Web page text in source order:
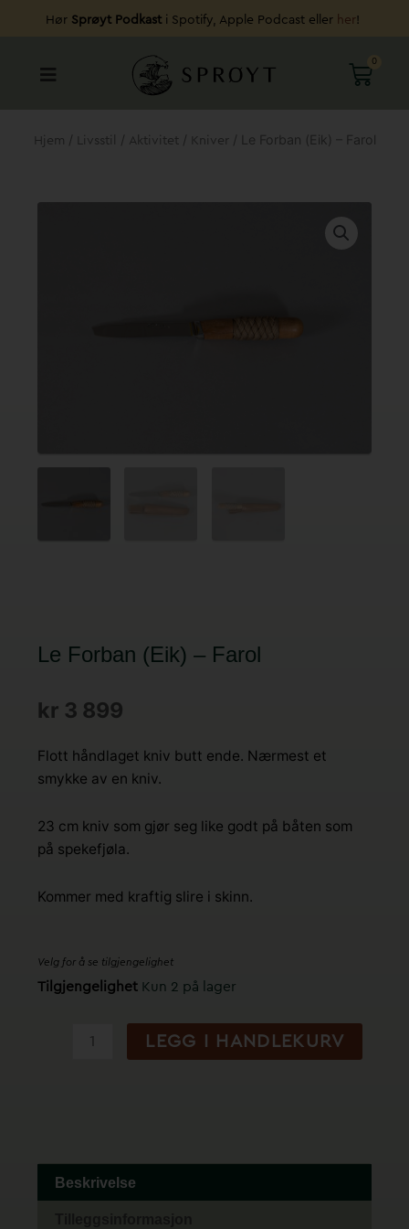
innholdet
Hør Sprøyt Podkast i Spotify, Apple Podcast eller her!
0
Hjem / Livsstil / Aktivitet / Kniver/ Le Forban (Eik) – Farol
Le Forban (Eik) – Farol
kr 3 899
Flott håndlaget kniv butt ende. Nærmest et
smykke av en kniv.
23 cm kniv som gjør seg like godt på båten som
på spekefjøla.
Kommer med kraftig slire i skinn.
Velg for å se tilgjengelighet
Tilgjengelighet Kun 2 på lager
Le
LEGG I HANDLEKURV
Beskrivelse